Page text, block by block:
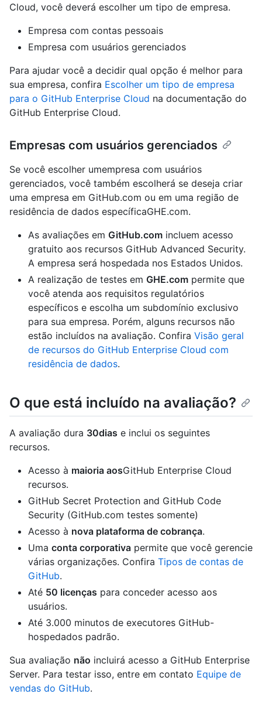
Cloud, você deverá escolher um tipo de empresa.
Empresa com contas pessoais
Empresa com usuários gerenciados
Para ajudar você a decidir qual opção é melhor para
sua empresa, confira Escolher um tipo de empresa
para o GitHub Enterprise Cloud na documentação do
GitHub Enterprise Cloud.
Empresas com usuários gerenciados
Se você escolher umempresa com usuários
gerenciados, você também escolherá se deseja criar
uma empresa em GitHub.com ou em uma região de
residência de dados específicaGHE.com.
As avaliações em GitHub.com incluem acesso
gratuito aos recursos GitHub Advanced Security.
A empresa será hospedada nos Estados Unidos.
A realização de testes em GHE.com permite que
você atenda aos requisitos regulatórios
específicos e escolha um subdomínio exclusivo
para sua empresa. Porém, alguns recursos não
estão incluídos na avaliação. Confira Visão geral
de recursos do GitHub Enterprise Cloud com
residência de dados.
O que está incluído na avaliação?
A avaliação dura 30dias e inclui os seguintes
recursos.
Acesso à maioria aosGitHub Enterprise Cloud
recursos.
GitHub Secret Protection and GitHub Code
Security (GitHub.com testes somente)
Acesso à nova plataforma de cobrança.
Uma conta corporativa permite que você gerencie
várias organizações. Confira Tipos de contas de
GitHub.
Até 50 licenças para conceder acesso aos
usuários.
Até 3.000 minutos de executores GitHub-
hospedados padrão.
Sua avaliação não incluirá acesso a GitHub Enterprise
Server. Para testar isso, entre em contato Equipe de
vendas do GitHub.